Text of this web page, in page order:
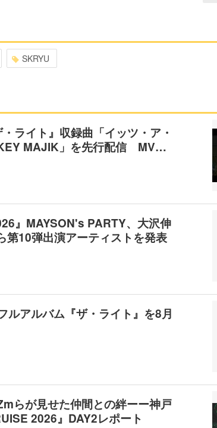
SKRYU
ライト』収録曲「イッツ・ア・
MAJIK」を先行配信 MV…
』MAYSON's PARTY、大沢伸
第10弾出演アーティストを発表
ルアルバム『ザ・ライト』を8月
らが見せた仲間との絆ーー神戸
2026』DAY2レポート